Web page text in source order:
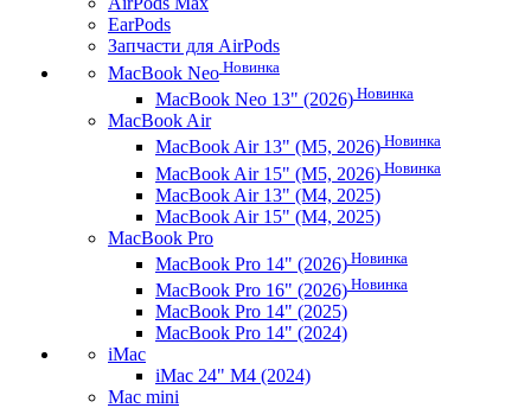
EarPods
Запчасти для AirPods
MacBook Neo Новинка
MacBook Neo 13" (2026) Новинка
MacBook Air
MacBook Air 13" (M5, 2026) Новинка
MacBook Air 15" (M5, 2026) Новинка
MacBook Air 13" (M4, 2025)
MacBook Air 15" (M4, 2025)
MacBook Pro
MacBook Pro 14" (2026) Новинка
MacBook Pro 16" (2026) Новинка
MacBook Pro 14" (2025)
MacBook Pro 14" (2024)
iMac
iMac 24" M4 (2024)
Mac mini